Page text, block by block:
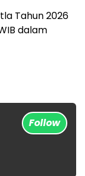
Tahun 2026
dalam
Follow